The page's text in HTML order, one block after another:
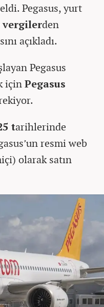
Pegasus, yurt
vergilerden
açıkladı.
Pegasus
içinPegasus
tarihlerinde
resmi web
olarak satın